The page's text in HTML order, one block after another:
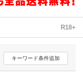
画配信
天TV
R18+
キーワード条件追加